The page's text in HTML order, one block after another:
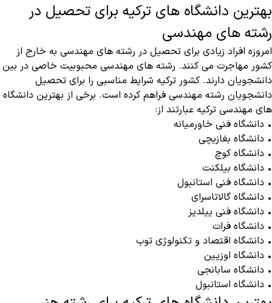
بهترین دانشگاه های ترکیه برای تحصیل در
رشته های مهندسی
امروزه افراد زیادی برای تحصیل در رشته های مهندسی به خارج از
کشور مهاجرت می کنند.‌ رشته های مهندسی محبوبیت خاصی در بین
دانشجویان دارند‌. کشور ترکیه شرایط مناسبی را برای تحصیل
دانشجویان رشته مهندسی فراهم کرده است. برخی از بهترین دانشگاه
های مهندسی ترکیه عبارتند از:
• دانشگاه فنی خاورمیانه
• دانشگاه بغازیچی
• دانشگاه کوچ
• دانشگاه بیلکنت
• دانشگاه فنی استانبول
• دانشگاه گالاتاسرای
• دانشگاه فنی ییلدیز
• دانشگاه فرات
• دانشگاه اقتصاد و تکنولوژی توب
• دانشگاه اوزیین
• دانشگاه سابانجی
• دانشگاه استانبول